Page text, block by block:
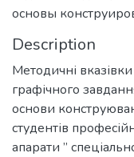
основы
Description
Методичні
графічного
основи
студентів
апарати ”